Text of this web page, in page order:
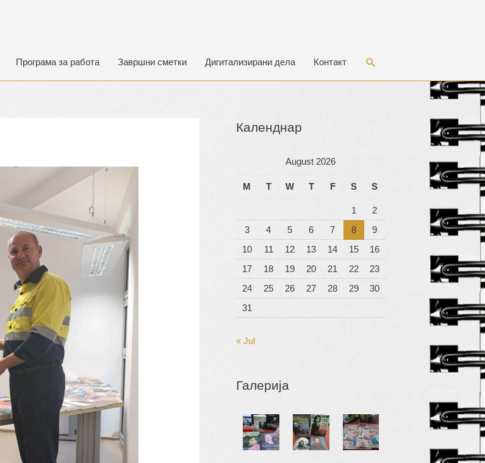
Програма за работа Завршни сметки Дигитализирани дела Контакт Search
Календнар
August 2026
M T W T F S S
1
2
3
4 5 6 7 8
9
10
11 12 13 14 15
16
17
18 19 20 21 22
23
24
25 26 27 28 29
30
31
« Jul
Галерија